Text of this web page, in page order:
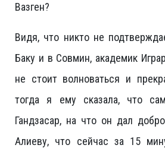
Вазген?
Видя, что никто не
Баку и в Совмин, академик
не стоит волноваться и
тогда я ему сказала, что
Гандзасар, на что он дал
Алиеву, что сейчас за 15